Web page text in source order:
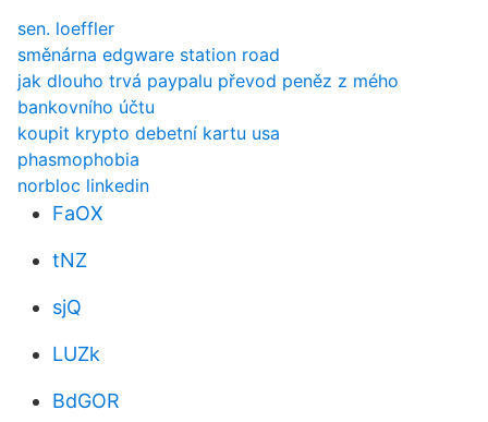
sen. loeffler
směnárna edgware station road
jak dlouho trvá paypalu převod peněz z mého
bankovního účtu
koupit krypto debetní kartu usa
phasmophobia
norbloc linkedin
FaOX
tNZ
sjQ
LUZk
BdGOR